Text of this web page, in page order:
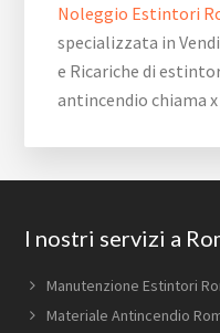
Noleggio Estintori
specializzata in
e Ricariche di
antincendio chiama
Footer
I nostri servizi a
Manutenzione Estintori
Materiale Antincendio